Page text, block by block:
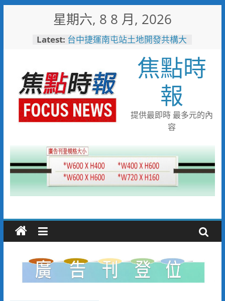
星期六, 8 8 月, 2026
Latest: 台中捷運南屯站土地開發共構大
新地標實現軌道經濟願景
警友辦事處大力相挺！岡山分局
送上「父親節」暖心祝福
守望相助的暖心守護 湖內警消
聯手破門化解獨居翁的危機
歡慶父親節！《台中通
TCPASS》APP 攜手在地名店熱
捐「300萬」助熊本震災重建
焦點時
報
提供最即時 最多元的內
容